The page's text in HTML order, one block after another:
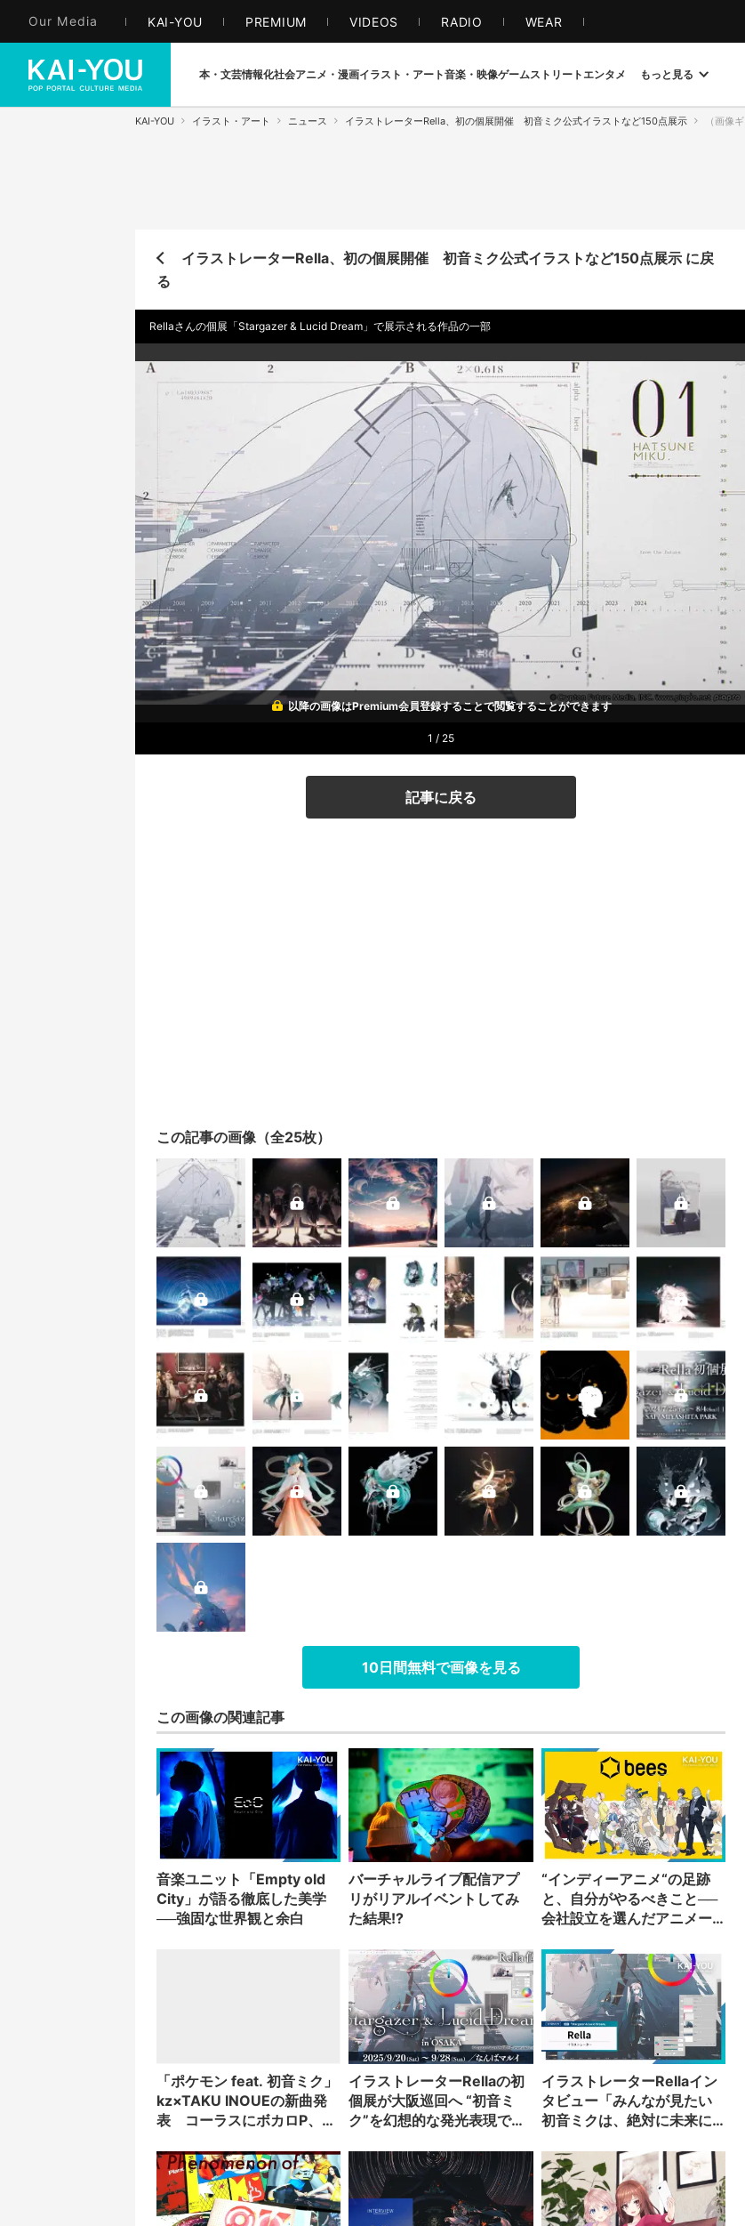
Our Media KAI-YOU PREMIUM VIDEOS RADIO WEAR
本・文芸情報化社会アニメ・漫画イラスト・アート音楽・映像ゲームストリート エンタメ もっと見る
KAI-YOU イラスト・アート ニュース イラストレーターRella、初の個展開催 初音ミク公式イラストなど150点展示 （画像ギ
イラストレーターRella、初の個展開催 初音ミク公式イラストなど150点展示 に戻
る
Rellaさんの個展「Stargazer & Lucid Dream」で展示される作品の一部
以降の画像はPremium会員登録することで閲覧することができます
1 / 25
記事に戻る
この記事の画像（全25枚）
10日間無料で画像を見る
この画像の関連記事
音楽ユニット「Empty old
City」が語る徹底した美学
──強固な世界観と余白
バーチャルライブ配信アプ
リがリアルイベントしてみ
た結果!?
“インディーアニメ“の足跡
と、自分がやるべきこと──
会社設立を選んだアニメー
「ポケモン feat. 初音ミク」
kz×TAKU INOUEの新曲発
表 コーラスにボカロP、声
イラストレーターRellaの初
個展が大阪巡回へ “初音ミ
ク”を幻想的な発光表現で描
イラストレーターRellaイン
タビュー「みんなが見たい
初音ミクは、絶対に未来に